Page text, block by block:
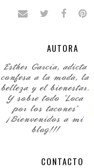
AUTORA
CONTACTO